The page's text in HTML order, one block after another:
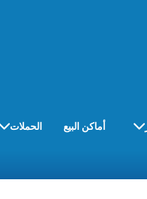
أماكن البيع الحملات